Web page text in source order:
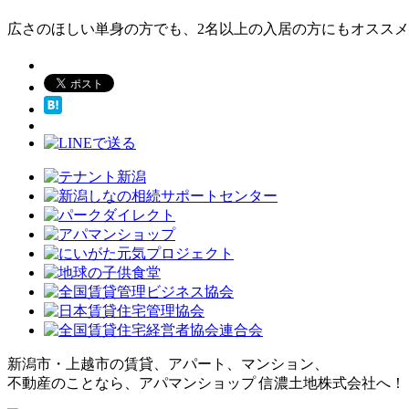
広さのほしい単身の方でも、2名以上の入居の方にもオススメ
新潟市・上越市の賃貸、アパート、マンション、
不動産のことなら、アパマンショップ 信濃土地株式会社へ！